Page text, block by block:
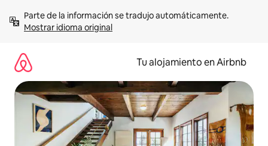
contenidoMostrar idioma original
Tu alojamiento en Airbnb